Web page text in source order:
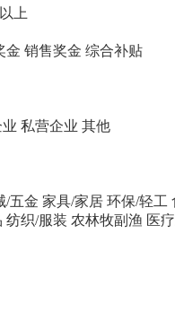
上
金 销售奖金 综合补贴
私营企业 其他
/五金 家具/家居 环保/轻工
纺织/服装 农林牧副渔 医